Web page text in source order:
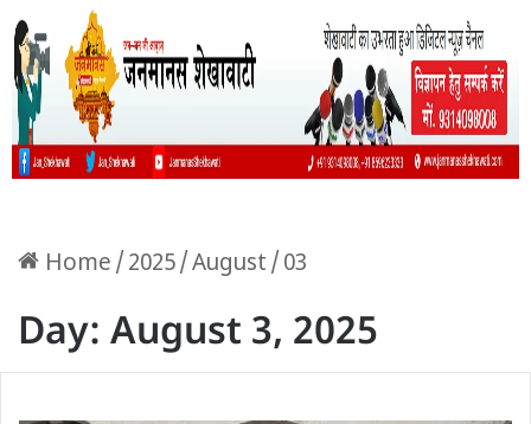
Home / 2025/August / 03
Day: August 3, 2025